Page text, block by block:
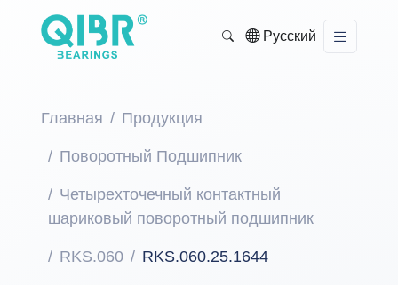
Русский
Главная Продукция
Поворотный Подшипник
Четырехточечный контактный
шариковый поворотный подшипник
RKS.060 RKS.060.25.1644